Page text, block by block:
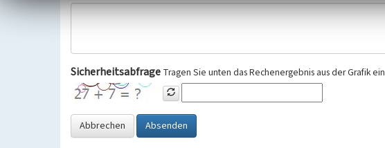
Sicherheitsabfrage Tragen Sie unten das Rechenergebnis aus der Grafik ein
Abbrechen Absenden